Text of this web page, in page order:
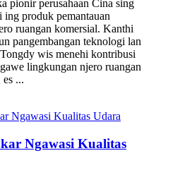
pionir perusahaan Cina sing
ing produk pemantauan
ruangan komersial. Kanthi
pangembangan teknologi lan
wis menehi kontribusi
lingkungan njero ruangan
...
Ngawasi Kualitas